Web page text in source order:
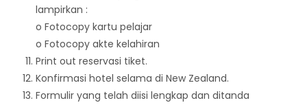
lampirkan :
o Fotocopy kartu pelajar
o Fotocopy akte kelahiran
Print out reservasi tiket.
Konfirmasi hotel selama di New Zealand.
Formulir yang telah diisi lengkap dan ditanda